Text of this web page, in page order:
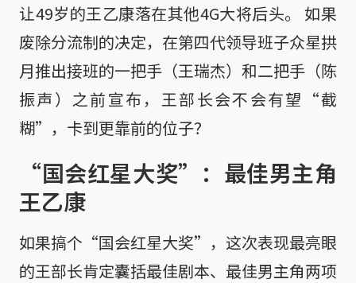
让49岁的王乙康落在其他4G大将后头。 如果
废除分流制的决定，在第四代领导班子众星拱
月推出接班的一把手（王瑞杰）和二把手（陈
振声）之前宣布，王部长会不会有望“截
糊”，卡到更靠前的位子？
“国会红星大奖”：最佳男主角
王乙康
如果搞个“国会红星大奖”，这次表现最亮眼
的王部长肯定囊括最佳剧本、最佳男主角两项